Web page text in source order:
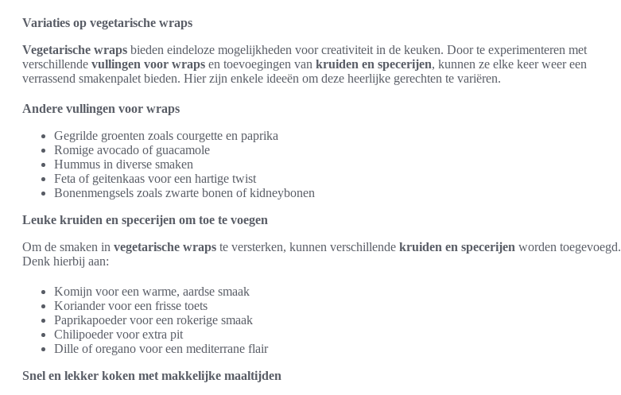
Variaties op vegetarische wraps
Vegetarische wraps bieden eindeloze mogelijkheden voor creativiteit in de keuken. Door te experimenteren met
verschillende vullingen voor wraps en toevoegingen van kruiden en specerijen, kunnen ze elke keer weer een
verrassend smakenpalet bieden. Hier zijn enkele ideeën om deze heerlijke gerechten te variëren.
Andere vullingen voor wraps
Gegrilde groenten zoals courgette en paprika
Romige avocado of guacamole
Hummus in diverse smaken
Feta of geitenkaas voor een hartige twist
Bonenmengsels zoals zwarte bonen of kidneybonen
Leuke kruiden en specerijen om toe te voegen
Om de smaken in vegetarische wraps te versterken, kunnen verschillende kruiden en specerijen worden toegevoegd.
Denk hierbij aan:
Komijn voor een warme, aardse smaak
Koriander voor een frisse toets
Paprikapoeder voor een rokerige smaak
Chilipoeder voor extra pit
Dille of oregano voor een mediterrane flair
Snel en lekker koken met makkelijke maaltijden